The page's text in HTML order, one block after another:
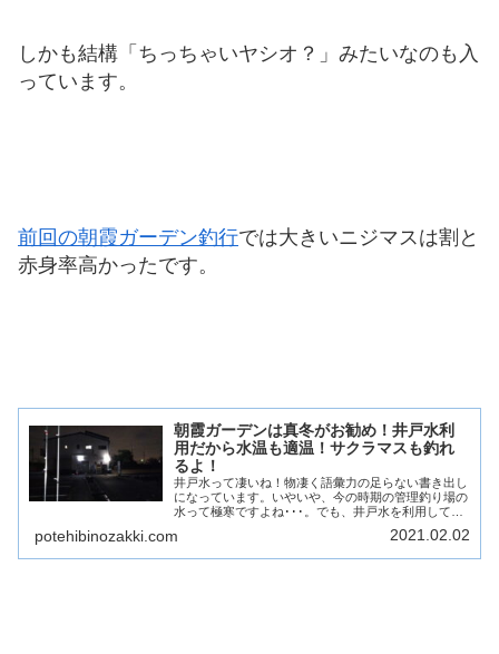
しかも結構「ちっちゃいヤシオ？」みたいなのも入
っています。
前回の朝霞ガーデン釣行では大きいニジマスは割と
赤身率高かったです。
朝霞ガーデンは真冬がお勧め！井戸水利
用だから水温も適温！サクラマスも釣れ
るよ！
井戸水って凄いね！物凄く語彙力の足らない書き出し
になっています。いやいや、今の時期の管理釣り場の
水って極寒ですよね･･･。でも、井戸水を利用してい
を利用している所と井戸水を利用している所がある...
potehibinozakki.com 2021.02.02